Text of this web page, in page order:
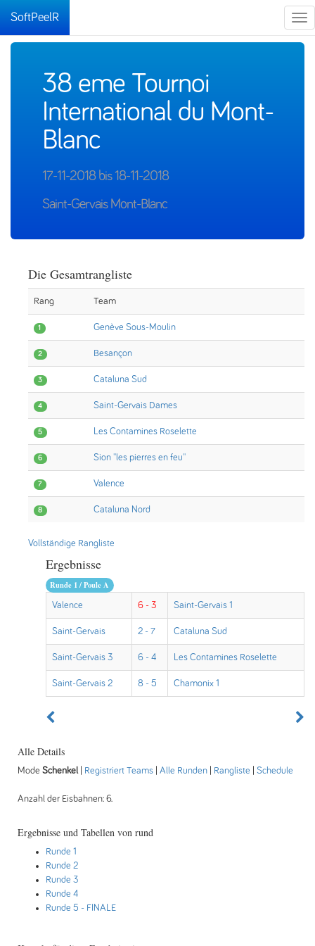
SoftPeelR
38 eme Tournoi
International du Mont-
Blanc
17-11-2018 bis 18-11-2018
Saint-Gervais Mont-Blanc
Die Gesamtrangliste
Rang Team
1 Genève Sous-Moulin
2 Besançon
3 Cataluna Sud
4 Saint-Gervais Dames
5 Les Contamines Roselette
6 Sion ''les pierres en feu''
7 Valence
8 Cataluna Nord
Vollständige Rangliste
Ergebnisse
Runde 1 / Poule A
Valence 6 - 3 Saint-Gervais 1
Saint-Gervais 2 - 7 Cataluna Sud
Saint-Gervais 3 6 - 4 Les Contamines Roselette
Saint-Gervais 2 8 - 5 Chamonix 1
Alle Details
Mode Schenkel Registriert Teams Alle Runden Rangliste Schedule
Anzahl der Eisbahnen: 6.
Ergebnisse und Tabellen von rund
Runde 1
Runde 2
Runde 3
Runde 4
Runde 5 - FINALE